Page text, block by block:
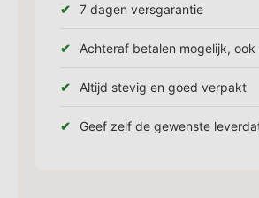
7 dagen versgarantie
Achteraf betalen mogelijk,
Altijd stevig en goed verpakt
Geef zelf de gewenste